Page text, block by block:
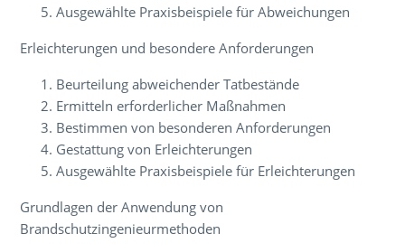
Ausgewählte Praxisbeispiele für Abweichungen
Erleichterungen und besondere Anforderungen
Beurteilung abweichender Tatbestände
Ermitteln erforderlicher Maßnahmen
Bestimmen von besonderen Anforderungen
Gestattung von Erleichterungen
Ausgewählte Praxisbeispiele für Erleichterungen
Grundlagen der Anwendung von
Brandschutzingenieurmethoden